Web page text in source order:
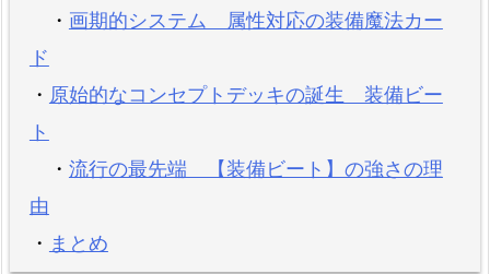
・ 画期的システム 属性対応の装備魔法カー
ド
・ 原始的なコンセプトデッキの誕生 装備ビー
ト
・ 流行の最先端 【装備ビート】の強さの理
由
・ まとめ